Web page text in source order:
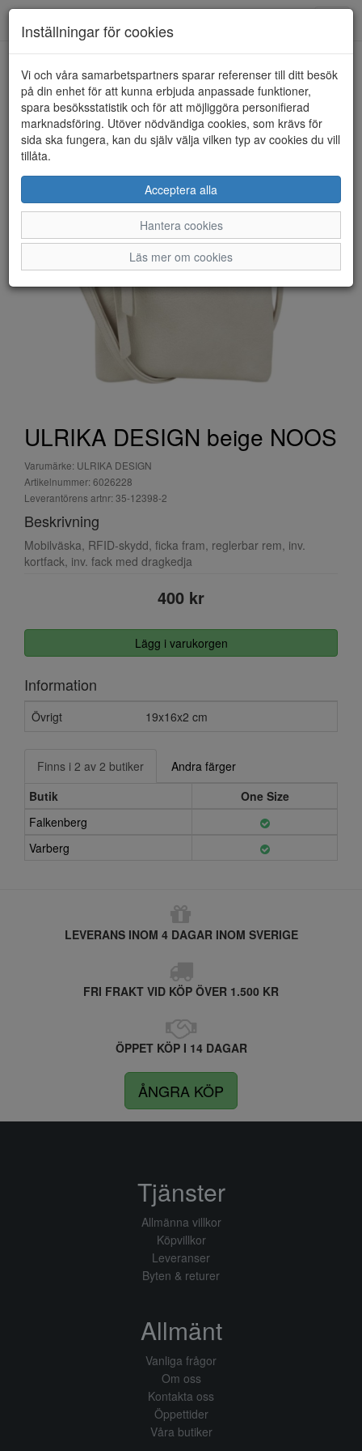
HEM ULRIKA DESIGN
ULRIKA DESIGN beige NOOS
Varumärke: ULRIKA DESIGN
Artikelnummer: 6026228
Leverantörens artnr: 35-12398-2
Beskrivning
Mobilväska, RFID-skydd, ficka fram, reglerbar rem, inv.
kortfack, inv. fack med dragkedja
400 kr
Lägg i varukorgen
Information
Övrigt 19x16x2 cm
Finns i 2 av 2 butiker
Andra färger
Butik
One Size
Falkenberg
Varberg
LEVERANS INOM 4 DAGAR INOM SVERIGE
FRI FRAKT VID KÖP ÖVER 1.500 KR
ÖPPET KÖP I 14 DAGAR
ÅNGRA KÖP
Inställningar för cookies
Vi och våra samarbetspartners sparar referenser till ditt besök
på din enhet för att kunna erbjuda anpassade funktioner,
spara besöksstatistik och för att möjliggöra personifierad
marknadsföring. Utöver nödvändiga cookies, som krävs för
sida ska fungera, kan du själv välja vilken typ av cookies du vill
tillåta.
Acceptera alla
Hantera cookies
Läs mer om cookies
Tjänster
Allmänna villkor
Köpvillkor
Leveranser
Byten & returer
Allmänt
Vanliga frågor
Om oss
Kontakta oss
Öppettider
Våra butiker